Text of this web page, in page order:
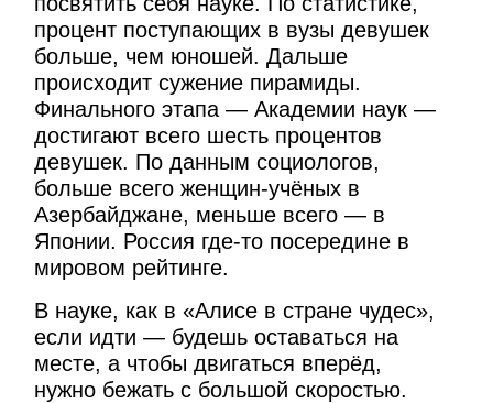
процент поступающих в вузы девушек
больше, чем юношей. Дальше
происходит сужение пирамиды.
Финального этапа — Академии наук —
достигают всего шесть процентов
девушек. По данным социологов,
больше всего женщин-учёных в
Азербайджане, меньше всего — в
Японии. Россия где-то посередине в
мировом рейтинге.
В науке, как в «Алисе в стране чудес»,
если идти — будешь оставаться на
месте, а чтобы двигаться вперёд,
нужно бежать с большой скоростью.